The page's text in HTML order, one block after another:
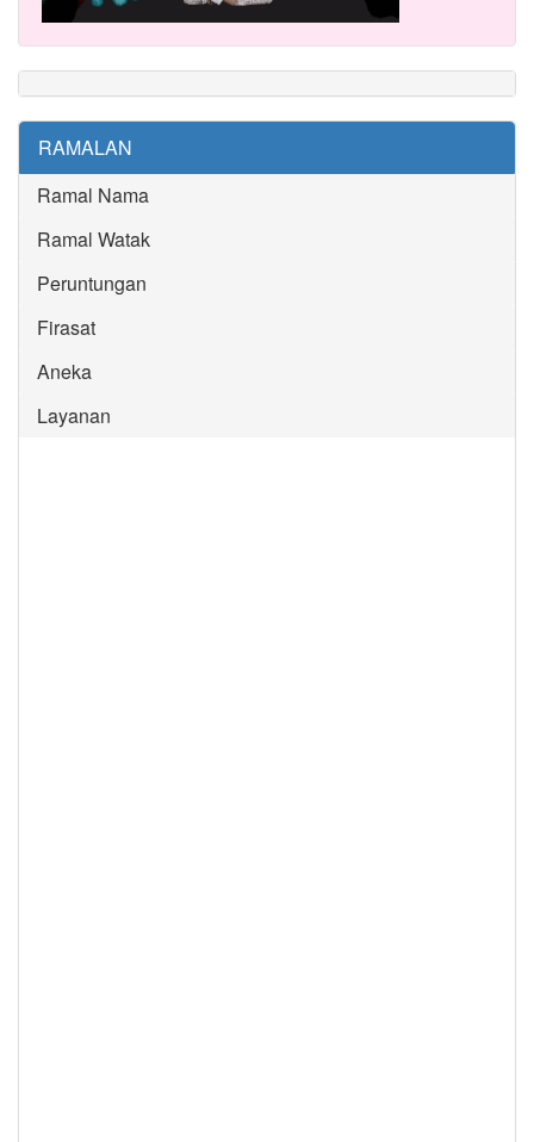
RAMALAN
Ramal Nama
Ramal Watak
Peruntungan
Firasat
Aneka
Layanan